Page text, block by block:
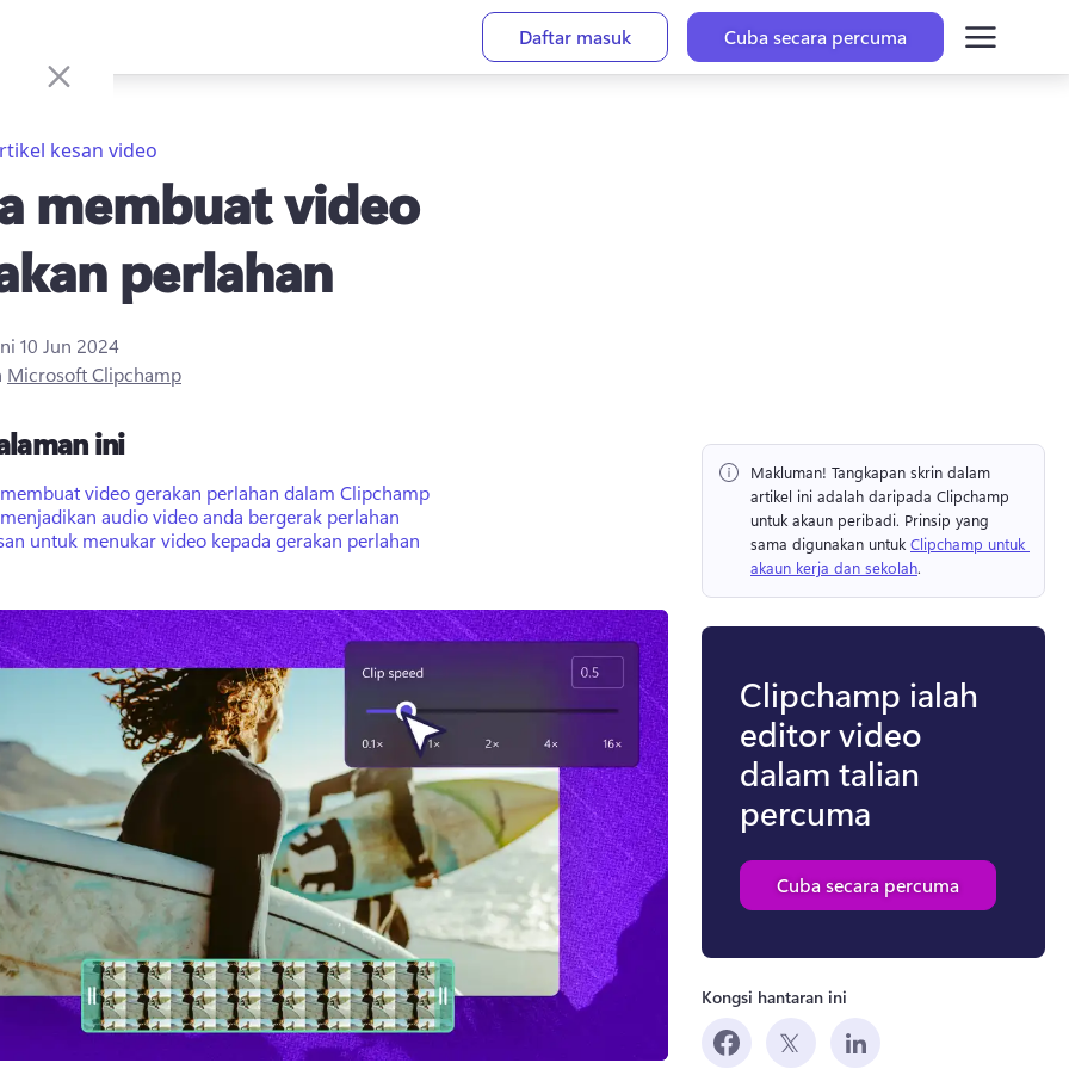
Daftar masuk Cuba secara percuma
kesan video
membuat video
perlahan
10 Jun 2024
Microsoft Clipchamp
ini
video gerakan perlahan dalam Clipchamp
audio video anda bergerak perlahan
untuk menukar video kepada gerakan perlahan
Makluman! Tangkapan skrin dalam
artikel ini adalah daripada Clipchamp
untuk akaun peribadi. Prinsip yang
sama digunakan untuk Clipchamp untuk
akaun kerja dan sekolah.
Clipchamp ialah
editor video
dalam talian
percuma
Cuba secara percuma
Kongsi hantaran ini